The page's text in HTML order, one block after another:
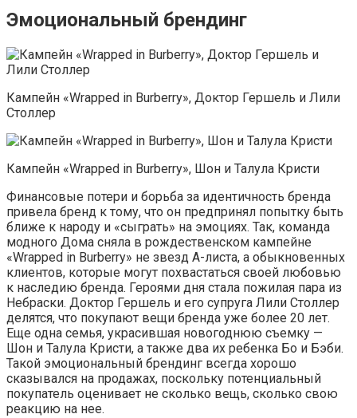
Эмоциональный брендинг
Кампейн «Wrapped in Burberry», Доктор Гершель и Лили
Столлер
Кампейн «Wrapped in Burberry», Шон и Талула Кристи
Финансовые потери и борьба за идентичность бренда
привела бренд к тому, что он предпринял попытку быть
ближе к народу и «сыграть» на эмоциях. Так, команда
модного Дома сняла в рождественском кампейне
«Wrapped in Burberry» не звезд А-листа, а обыкновенных
клиентов, которые могут похвастаться своей любовью
к наследию бренда. Героями дня стала пожилая пара из
Небраски. Доктор Гершель и его супруга Лили Столлер
делятся, что покупают вещи бренда уже более 20 лет.
Еще одна семья, украсившая новогоднюю съемку —
Шон и Талула Кристи, а также два их ребенка Бо и Бэби.
Такой эмоциональный брендинг всегда хорошо
сказывался на продажах, поскольку потенциальный
покупатель оценивает не сколько вещь, сколько свою
реакцию на нее.